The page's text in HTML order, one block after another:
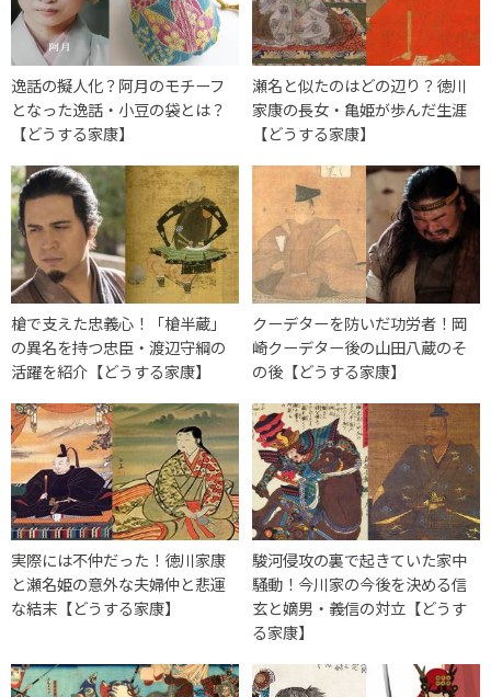
逸話の擬人化？阿月のモチーフ
となった逸話・小豆の袋とは？
【どうする家康】
瀬名と似たのはどの辺り？徳川
家康の長女・亀姫が歩んだ生涯
【どうする家康】
槍で支えた忠義心！「槍半蔵」
の異名を持つ忠臣・渡辺守綱の
活躍を紹介【どうする家康】
クーデターを防いだ功労者！岡
崎クーデター後の山田八蔵のそ
の後【どうする家康】
実際には不仲だった！徳川家康
と瀬名姫の意外な夫婦仲と悲運
な結末【どうする家康】
駿河侵攻の裏で起きていた家中
騒動！今川家の今後を決める信
玄と嫡男・義信の対立【どうす
る家康】